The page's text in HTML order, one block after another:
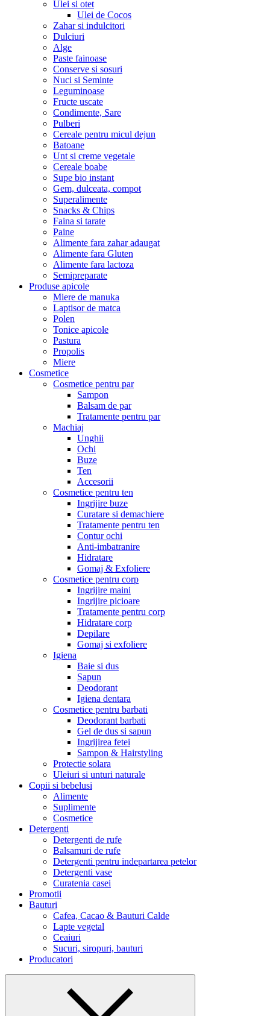
Ulei si otet
Ulei de Cocos
Zahar si indulcitori
Dulciuri
Alge
Paste fainoase
Conserve si sosuri
Nuci si Seminte
Leguminoase
Fructe uscate
Condimente, Sare
Pulberi
Cereale pentru micul dejun
Batoane
Unt si creme vegetale
Cereale boabe
Supe bio instant
Gem, dulceata, compot
Superalimente
Snacks & Chips
Faina si tarate
Paine
Alimente fara zahar adaugat
Alimente fara Gluten
Alimente fara lactoza
Semipreparate
Produse apicole
Miere de manuka
Laptisor de matca
Polen
Tonice apicole
Pastura
Propolis
Miere
Cosmetice
Cosmetice pentru par
Sampon
Balsam de par
Tratamente pentru par
Machiaj
Unghii
Ochi
Buze
Ten
Accesorii
Cosmetice pentru ten
Ingrijire buze
Curatare si demachiere
Tratamente pentru ten
Contur ochi
Anti-imbatranire
Hidratare
Gomaj & Exfoliere
Cosmetice pentru corp
Ingrijire maini
Ingrijire picioare
Tratamente pentru corp
Hidratare corp
Depilare
Gomaj si exfoliere
Igiena
Baie si dus
Sapun
Deodorant
Igiena dentara
Cosmetice pentru barbati
Deodorant barbati
Gel de dus si sapun
Ingrijirea fetei
Sampon & Hairstyling
Protectie solara
Uleiuri si unturi naturale
Copii si bebelusi
Alimente
Suplimente
Cosmetice
Detergenti
Detergenti de rufe
Balsamuri de rufe
Detergenti pentru indepartarea petelor
Detergenti vase
Curatenia casei
Promotii
Bauturi
Cafea, Cacao & Bauturi Calde
Lapte vegetal
Ceaiuri
Sucuri, siropuri, bauturi
Producatori